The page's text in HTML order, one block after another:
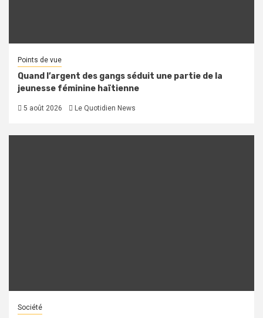
Points de vue
Quand l’argent des gangs séduit une partie de la
jeunesse féminine haïtienne
5 août 2026 Le Quotidien News
Société